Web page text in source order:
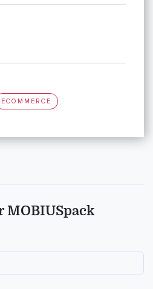
ECOMMERCE
MOBIUSpack